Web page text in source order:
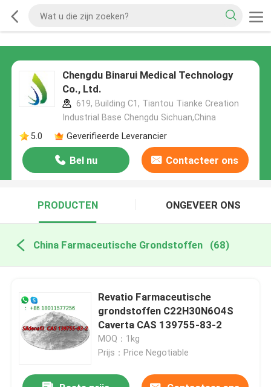
Chengdu Binarui Medical Technology
Co., Ltd.
619, Building C1, Tiantou Tianke Creation
Industrial Base Chengdu Sichuan,China
5.0
Geverifieerde Leverancier
Bel nu Contacteer ons
PRODUCTEN ONGEVEER ONS
China Farmaceutische Grondstoffen (68)
Revatio Farmaceutische
grondstoffen C22H30N6O4S
Caverta CAS 139755-83-2
MOQ：1kg
Prijs：Price Negotiable